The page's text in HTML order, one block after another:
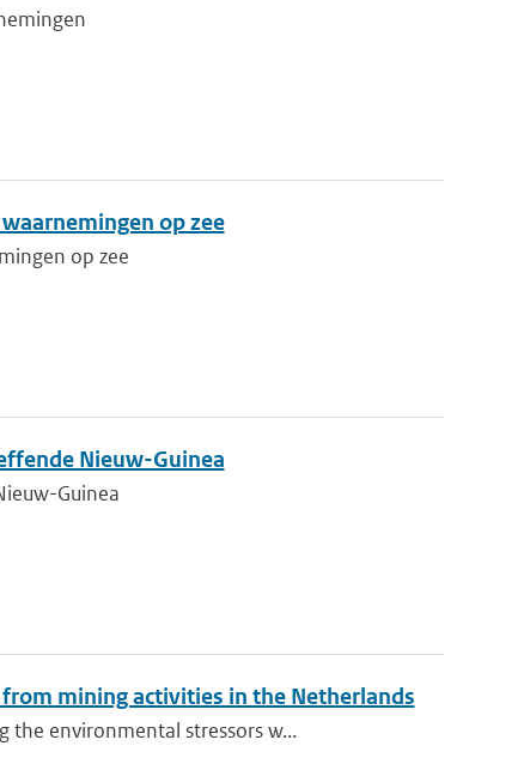
op zee
op zee
Nieuw-Guinea
Guinea
mining activities in the Netherlands
the environmental stressors w...